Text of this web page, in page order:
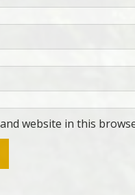
website in this